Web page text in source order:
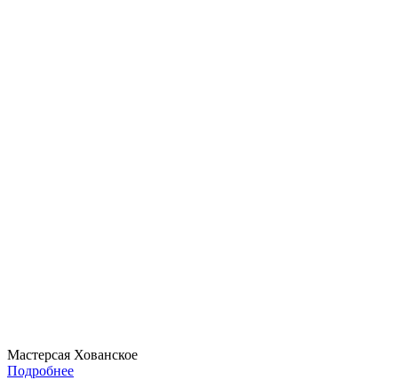
Мастерсая Хованское
Подробнее